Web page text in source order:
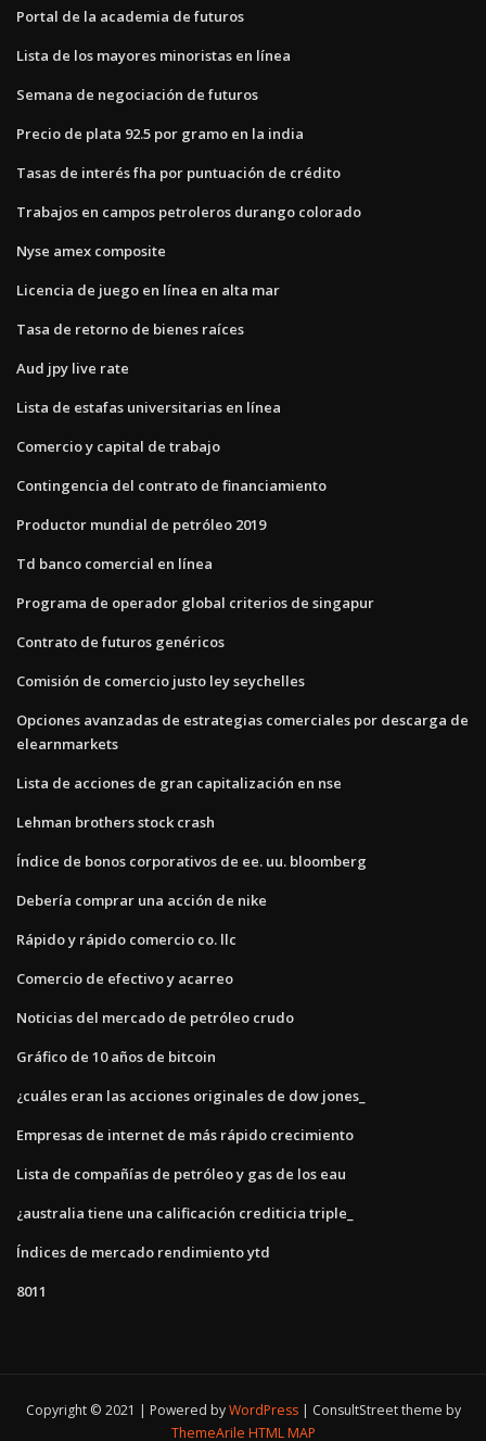
Portal de la academia de futuros
Lista de los mayores minoristas en línea
Semana de negociación de futuros
Precio de plata 92.5 por gramo en la india
Tasas de interés fha por puntuación de crédito
Trabajos en campos petroleros durango colorado
Nyse amex composite
Licencia de juego en línea en alta mar
Tasa de retorno de bienes raíces
Aud jpy live rate
Lista de estafas universitarias en línea
Comercio y capital de trabajo
Contingencia del contrato de financiamiento
Productor mundial de petróleo 2019
Td banco comercial en línea
Programa de operador global criterios de singapur
Contrato de futuros genéricos
Comisión de comercio justo ley seychelles
Opciones avanzadas de estrategias comerciales por descarga de
elearnmarkets
Lista de acciones de gran capitalización en nse
Lehman brothers stock crash
Índice de bonos corporativos de ee. uu. bloomberg
Debería comprar una acción de nike
Rápido y rápido comercio co. llc
Comercio de efectivo y acarreo
Noticias del mercado de petróleo crudo
Gráfico de 10 años de bitcoin
¿cuáles eran las acciones originales de dow jones_
Empresas de internet de más rápido crecimiento
Lista de compañías de petróleo y gas de los eau
¿australia tiene una calificación crediticia triple_
Índices de mercado rendimiento ytd
8011
Copyright © 2021 | Powered byWordPress
ConsultStreet theme by
ThemeArile HTML MAP